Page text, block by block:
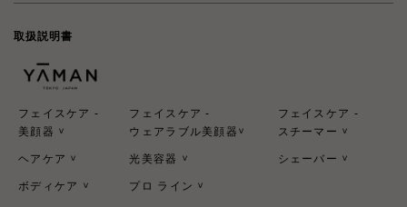
取扱説明書
フェイスケア -
美顔器
>
フェイスケア -
ウェアラブル美顔器>
フェイスケア -
スチーマー
>
ヘアケア > 光美容器 > シェーバー >
ボディケア > プロ ライン >